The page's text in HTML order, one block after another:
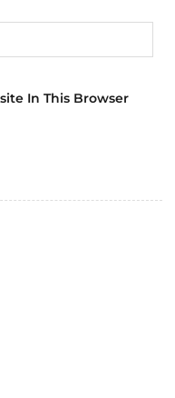
In This Browser